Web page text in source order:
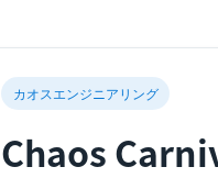
カオスエンジニアリング
Chaos